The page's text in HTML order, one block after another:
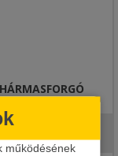
működésének